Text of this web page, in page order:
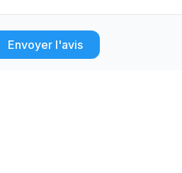
Envoyer l'avis